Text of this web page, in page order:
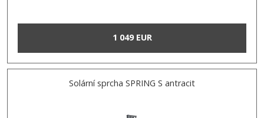
1 049 EUR
Solární sprcha SPRING S antracit